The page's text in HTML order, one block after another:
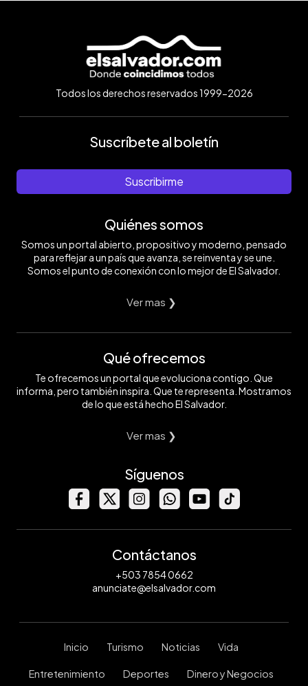
Todos los derechos reservados 1999-2026
Suscríbete al boletín
Suscribirme
Quiénes somos
Somos un portal abierto, propositivo y moderno, pensado
para reflejar a un país que avanza, se reinventa y se une.
Somos el punto de conexión con lo mejor de El Salvador.
Ver mas ❯
Qué ofrecemos
Te ofrecemos un portal que evoluciona contigo. Que
informa, pero también inspira. Que te representa. Mostramos
de lo que está hecho El Salvador.
Ver mas ❯
Síguenos
Contáctanos
+503 7854 0662
anunciate@elsalvador.com
Inicio Turismo Noticias Vida
Entretenimiento Deportes Dinero y Negocios